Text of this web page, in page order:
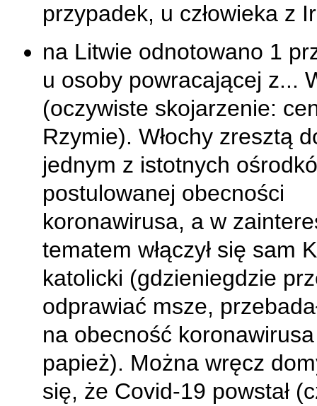
przypadek, u człowieka z
na Litwie odnotowano 1
u osoby powracającej z...
(oczywiste skojarzenie:
Rzymie). Włochy zresztą
jednym z istotnych
postulowanej obecności
koronawirusa, a w
tematem włączył się sam
katolicki (gdzieniegdzie
odprawiać msze,
na obecność
papież). Można wręcz
się, że Covid-19 powstał